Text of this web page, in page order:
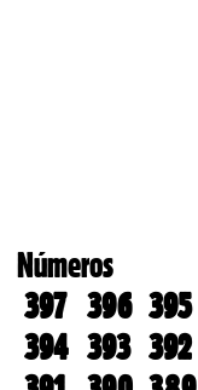
Números
397 396 395
394 393 392